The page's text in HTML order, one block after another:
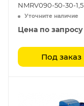
NMRV090-50-30-1,5
Уточните наличие
Цена по запросу
Под заказ